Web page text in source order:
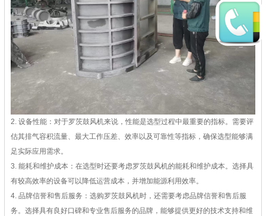
2. 设备性能：对于罗茨鼓风机来说，性能是选型过程中最重要的指标。需要评
估其排气容积流量、最大工作压差、效率以及可靠性等指标，确保选型能够满
足实际应用需求。
3. 能耗和维护成本：在选型时还要考虑罗茨鼓风机的能耗和维护成本。选择具
有较高效率的设备可以降低运营成本，并增加能源利用效率。
4. 品牌信誉和售后服务：选购罗茨鼓风机时，还需要考虑品牌信誉和售后服
务。选择具有良好口碑和专业售后服务的品牌，能够提供更好的技术支持和维